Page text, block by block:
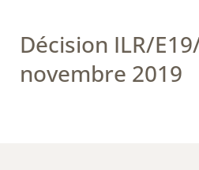
Décision ILR/
novembre 2019